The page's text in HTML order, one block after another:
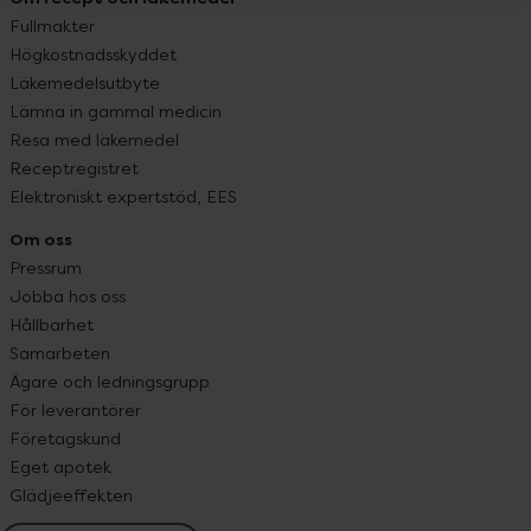
Fullmakter
Högkostnadsskyddet
Läkemedelsutbyte
Lämna in gammal medicin
Resa med läkemedel
Receptregistret
Elektroniskt expertstöd, EES
Om oss
Pressrum
Jobba hos oss
Hållbarhet
Samarbeten
Ägare och ledningsgrupp
För leverantörer
Företagskund
Eget apotek
Glädjeeffekten